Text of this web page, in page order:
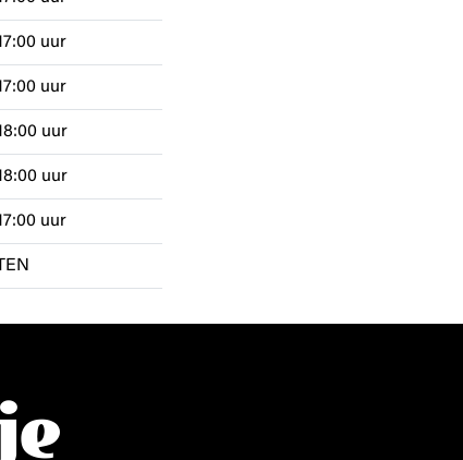
uur
uur
uur
uur
uur